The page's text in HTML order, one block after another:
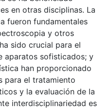
en otras disciplinas. La
fueron fundamentales
y otros
sido crucial para el
aparatos sofisticados; y
han proporcionado
para el tratamiento
y la evaluación de la
interdisciplinariedad es